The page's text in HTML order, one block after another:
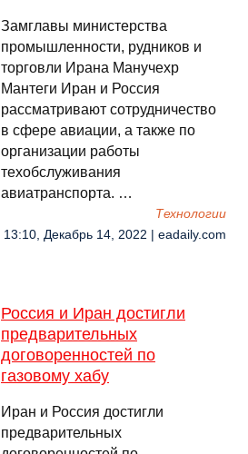
Замглавы министерства
промышленности, рудников и
торговли Ирана Манучехр
Мантеги Иран и Россия
рассматривают сотрудничество
в сфере авиации, а также по
организации работы
техобслуживания
авиатранспорта. …
Технологии
13:10, Декабрь 14, 2022 | eadaily.com
Россия и Иран достигли
предварительных
договоренностей по
газовому хабу
Иран и Россия достигли
предварительных